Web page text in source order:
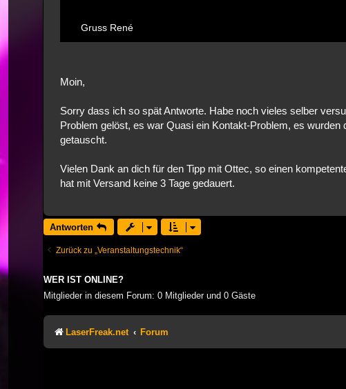
Gruss René
Moin,
Sorry dass ich so spät Antworte. Habe noch vieles selber
Problem gelöst, es war Quasi ein Kontakt-Problem, es
getauscht.
Vielen Dank an dich für den Tipp mit Ottec, so einen
hat mit Versand keine 3 Tage gedauert.
Antworten
Zurück zu „Veranstaltungstechnik“
WER IST ONLINE?
Mitglieder in diesem Forum: 0 Mitglieder und 0 Gäste
LaserFreak.net Forum